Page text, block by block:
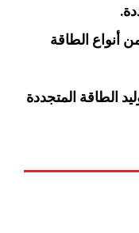
الطاقة
الطاقة المتجددة